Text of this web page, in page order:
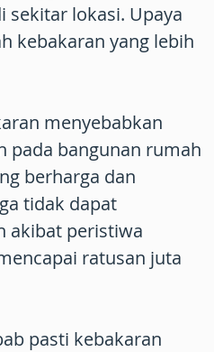
sekitar lokasi. Upaya
kebakaran yang lebih
menyebabkan
pada bangunan rumah
berharga dan
tidak dapat
akibat peristiwa
ratusan juta
pasti kebakaran